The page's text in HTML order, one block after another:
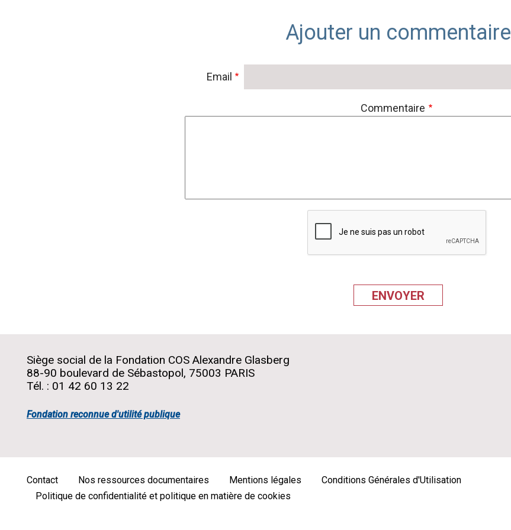
Ajouter un commentaire
Email
Commentaire
Siège social de la Fondation COS Alexandre Glasberg
88-90 boulevard de Sébastopol, 75003 PARIS
Tél. : 01 42 60 13 22
Fondation reconnue d'utilité publique
Menu
Pied
Contact Nos ressources documentaires Mentions légales
Conditions Générales d'Utilisation
Politique de confidentialité et politique en matière de cookies